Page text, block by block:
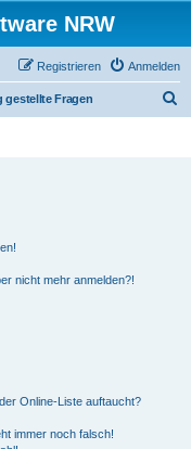
NRW
Anmelden
Registrieren
gestellte Fragen
nicht mehr anmelden?!
Online-Liste auftaucht?
immer noch falsch!